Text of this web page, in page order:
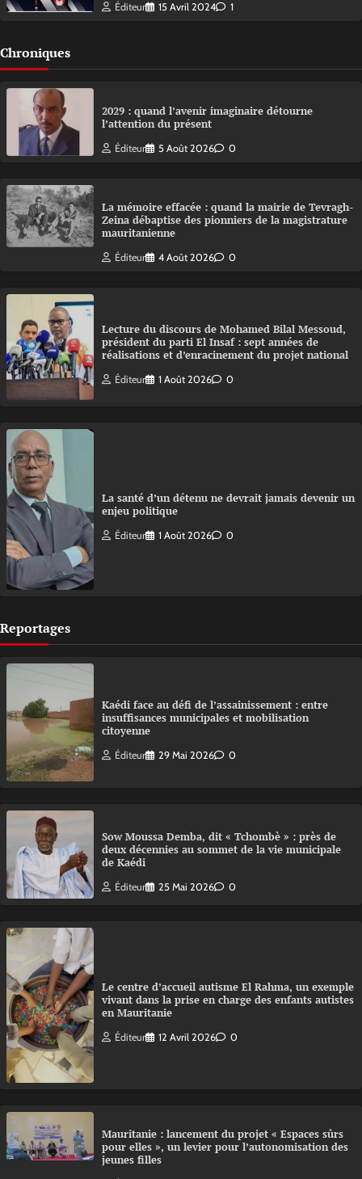
Éditeur 15 Avril 2024 1
Chroniques
2029 : quand l’avenir imaginaire détourne
l’attention du présent
Éditeur 5 Août 2026 0
La mémoire effacée : quand la mairie de Tevragh-
Zeina débaptise des pionniers de la magistrature
mauritanienne
Éditeur 4 Août 2026 0
Lecture du discours de Mohamed Bilal Messoud,
président du parti El Insaf : sept années de
réalisations et d’enracinement du projet national
Éditeur 1 Août 2026 0
La santé d’un détenu ne devrait jamais devenir un
enjeu politique
Éditeur 1 Août 2026 0
Reportages
Kaédi face au défi de l’assainissement : entre
insuffisances municipales et mobilisation
citoyenne
Éditeur 29 Mai 2026 0
Sow Moussa Demba, dit « Tchombè » : près de
deux décennies au sommet de la vie municipale
de Kaédi
Éditeur 25 Mai 2026 0
Le centre d’accueil autisme El Rahma, un exemple
vivant dans la prise en charge des enfants autistes
en Mauritanie
Éditeur 12 Avril 2026 0
Mauritanie : lancement du projet « Espaces sûrs
pour elles », un levier pour l’autonomisation des
jeunes filles